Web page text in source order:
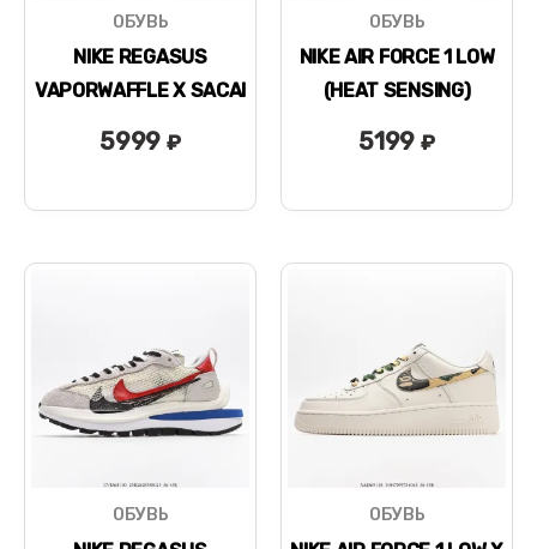
ОБУВЬ
NIKE REGASUS
VAPORWAFFLE X SACAI
5999₽
ОБУВЬ
NIKE AIR FORCE 1 LOW
(HEAT SENSING)
5199₽
ОБУВЬ ОБУВЬ